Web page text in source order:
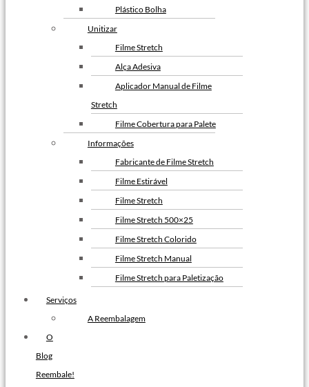
Envelope de Segurança
Envelope Plástico de Segurança
Plástico Bolha
Unitizar
Filme Stretch
Alça Adesiva
Aplicador Manual de Filme
Stretch
Filme Cobertura para Palete
Informações
Fabricante de Filme Stretch
Filme Estirável
Filme Stretch
Filme Stretch 500×25
Filme Stretch Colorido
Filme Stretch Manual
Filme Stretch para Paletização
Filme Stretch Preto
Serviços
A Reembalagem
O
Blog
Reembale!